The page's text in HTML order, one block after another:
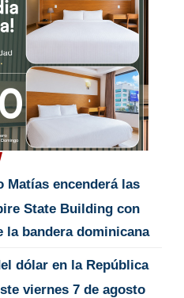
Matías encenderá las
State Building con
la bandera dominicana
dólar en la República
viernes 7 de agosto